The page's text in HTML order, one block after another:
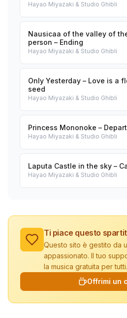
Hayao Miyazaki & Studio Ghibli
Nausicaa of the valley of
person – Ending
Hayao Miyazaki & Studio Ghibli
Only Yesterday – Love is a
seed
Hayao Miyazaki & Studio Ghibli
Princess Mononoke –
Hayao Miyazaki & Studio Ghibli
Laputa Castle in the sky –
Hayao Miyazaki & Studio Ghibli
Ti piace questo
Questo sito è gestito da
appassionato. Il tuo
la musica gratuita per tutti.
Offrimi un